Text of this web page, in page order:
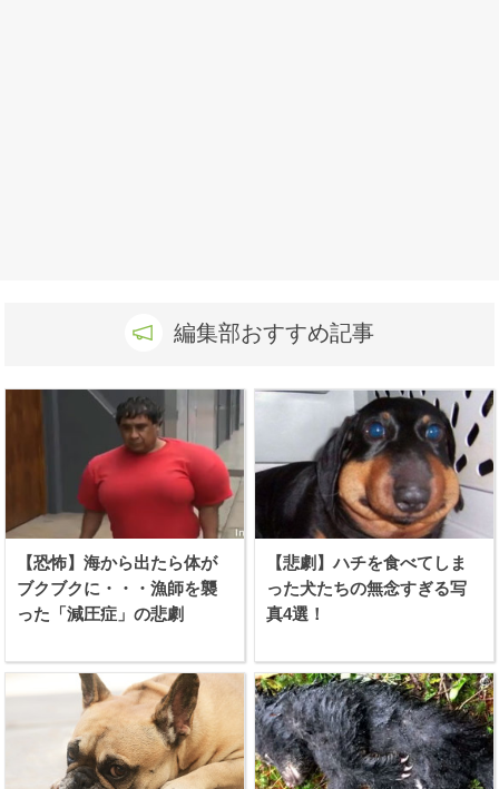
編集部おすすめ記事
【恐怖】海から出たら体が
ブクブクに・・・漁師を襲
った「減圧症」の悲劇
【悲劇】ハチを食べてしま
った犬たちの無念すぎる写
真4選！